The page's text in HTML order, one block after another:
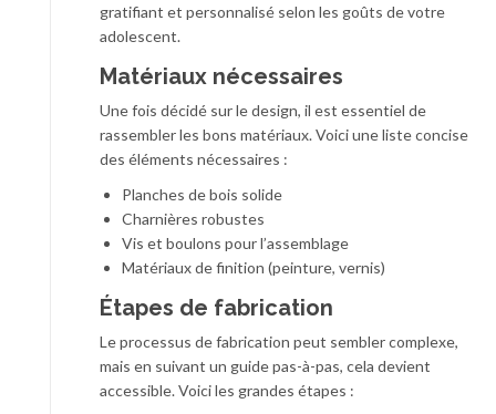
gratifiant et personnalisé selon les goûts de votre
adolescent.
Matériaux nécessaires
Une fois décidé sur le design, il est essentiel de
rassembler les bons matériaux. Voici une liste concise
des éléments nécessaires :
Planches de bois solide
Charnières robustes
Vis et boulons pour l’assemblage
Matériaux de finition (peinture, vernis)
Étapes de fabrication
Le processus de fabrication peut sembler complexe,
mais en suivant un guide pas-à-pas, cela devient
accessible. Voici les grandes étapes :